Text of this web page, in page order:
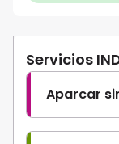
Servicios
Aparcar